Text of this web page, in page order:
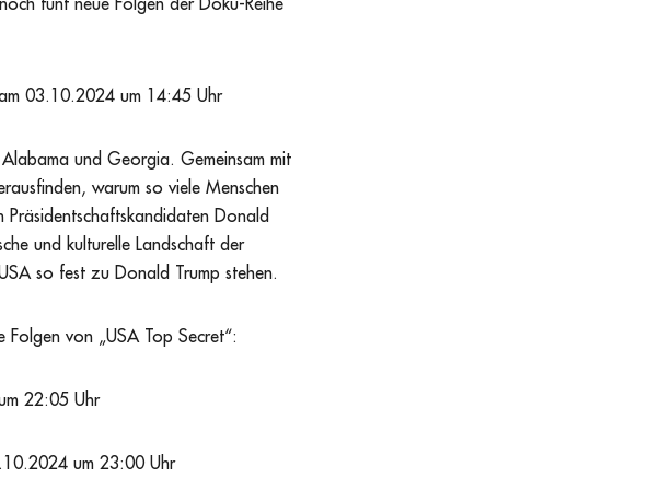
fünf neue Folgen der Doku-Reihe
03.10.2024 um 14:45 Uhr
und Georgia. Gemeinsam mit
warum so viele Menschen
Donald
und kulturelle Landschaft der
so fest zu Donald Trump stehen.
von „USA Top Secret“:
22:05 Uhr
um 23:00 Uhr